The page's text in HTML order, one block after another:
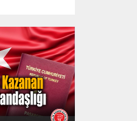
ziyaret
Aile ve Sosyal
atanan İl
oluşan heyetle
Derneği’ne...